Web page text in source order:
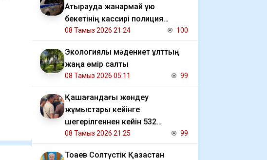
Атырауда жанармай құю
бекетінің кассирі полиция
шақырғаны үшін жазаланғанын
08 Тамыз 2026 21:24 100
Экологиялық мәдениет ұлттың
жаңа өмір салты
08 Тамыз 2026 05:11 99
Қашағандағы жөндеу
жұмыстары кейінге
шегерілгеннен кейін 532
жұмысшы өтемақысын ала
08 Тамыз 2026 21:25 99
Тоқаев Солтүстік Қазақстан